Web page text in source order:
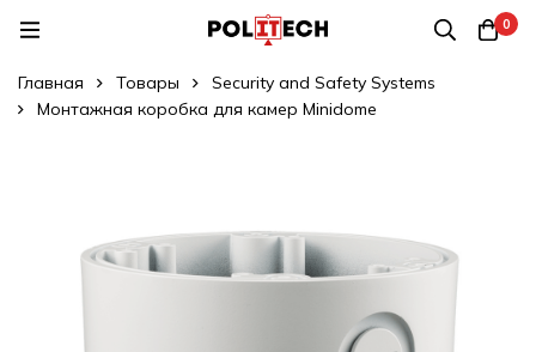
0
Главная Товары
Security and Safety Systems
Монтажная коробка для камер Minidome